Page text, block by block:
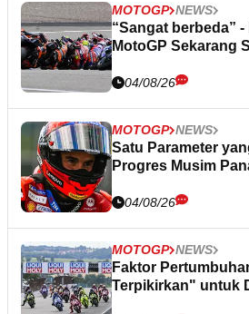
MOTOGP NEWS
“Sangat berbeda”
MotoGP Sekarang
04/08/26
MOTOGP NEWS
Satu Parameter
Progres Musim
04/08/26
MOTOGP NEWS
Faktor
Terpikirkan" untuk